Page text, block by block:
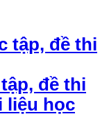
đề thi
liệu học